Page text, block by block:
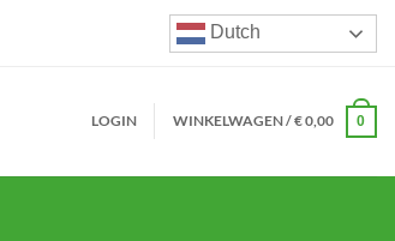
Dutch
LOGIN WINKELWAGEN /€0,00 0